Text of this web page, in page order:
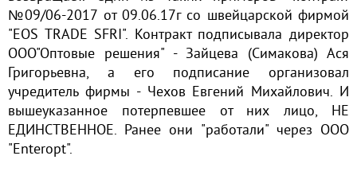
№09/06-2017 от 09.06.17г со швейцарской фирмой
"EOS TRADE SFRI". Контракт подписывала директор
ООО"Оптовые решения" - Зайцева (Симакова) Ася
Григорьевна, а его подписание организовал
учредитель фирмы - Чехов Евгений Михайлович. И
вышеуказанное потерпевшее от них лицо, НЕ
ЕДИНСТВЕННОЕ. Ранее они "работали" через ООО
"Enteropt".